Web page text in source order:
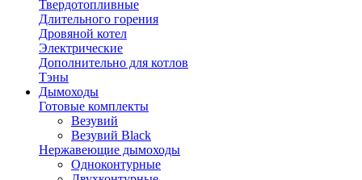
Твердотопливные
Длительного горения
Дровяной котел
Электрические
Дополнительно для котлов
Тэны
Дымоходы
Готовые комплекты
Везувий
Везувий Black
Нержавеющие дымоходы
Одноконтурные